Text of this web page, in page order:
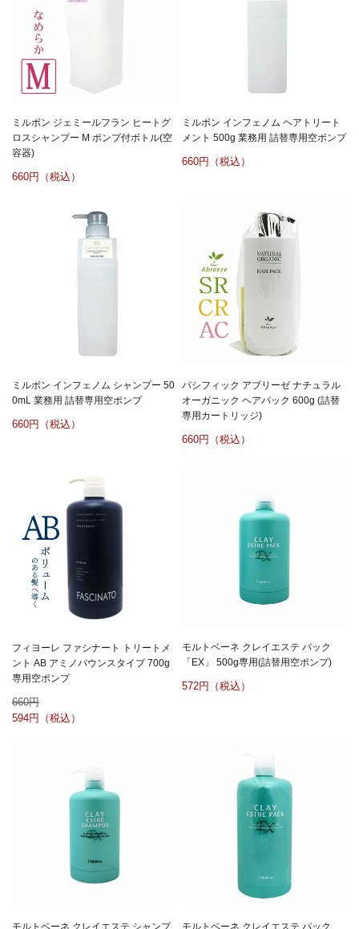
ミルボン ジェミールフラン ヒートグ
ロスシャンプー M ポンプ付ボトル(空
容器)
660
ミルボン インフェノム ヘアトリート
メント 500g 業務用 詰替専用空ポンプ
660
ミルボン インフェノム シャンプー 50
0mL 業務用 詰替専用空ポンプ
660
パシフィック アブリーゼ ナチュラル
オーガニック ヘアパック 600g (詰替
専用カートリッジ)
660
フィヨーレ ファシナート トリートメ
ント AB アミノバウンスタイプ 700g
専用空ポンプ
660
594
モルトベーネ クレイエステ パック
「EX」 500g専用(詰替用空ポンプ)
572
モルトベーネ クレイエステ シャンプ モルトベーネ クレイエステ パック